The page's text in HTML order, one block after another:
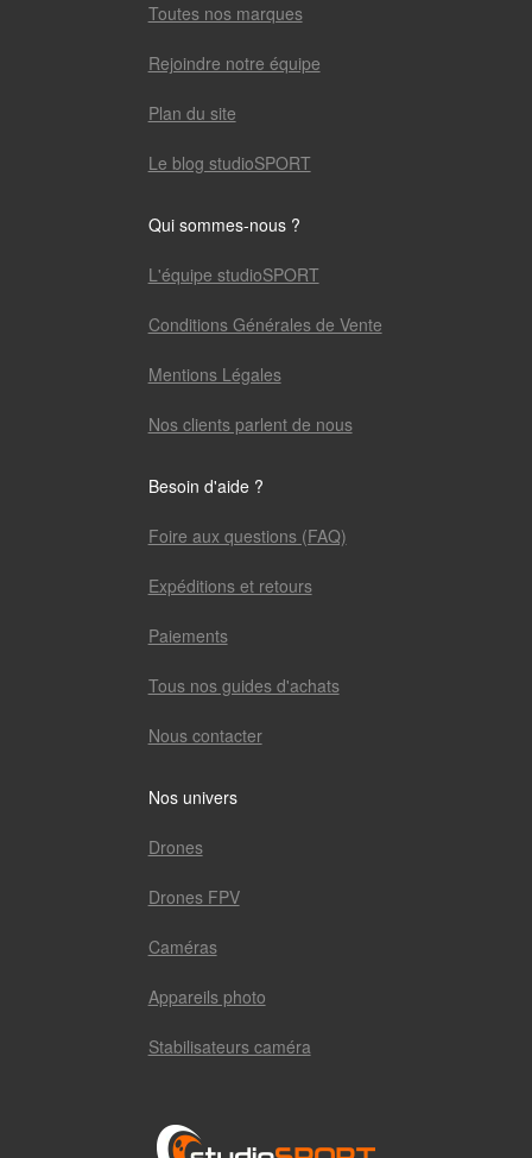
Toutes nos marques
Rejoindre notre équipe
Plan du site
Le blog studioSPORT
Qui sommes-nous ?
L'équipe studioSPORT
Conditions Générales de Vente
Mentions Légales
Nos clients parlent de nous
Besoin d'aide ?
Foire aux questions (FAQ)
Expéditions et retours
Paiements
Tous nos guides d'achats
Nous contacter
Nos univers
Drones
Drones FPV
Caméras
Appareils photo
Stabilisateurs caméra